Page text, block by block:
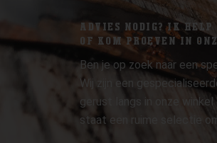
ADVIES NODIG? IK HELP
OF KOM PROEVEN IN
Ben je op zoek naar een
Wij zijn een
gerust langs in onze
staat een ruime selectie